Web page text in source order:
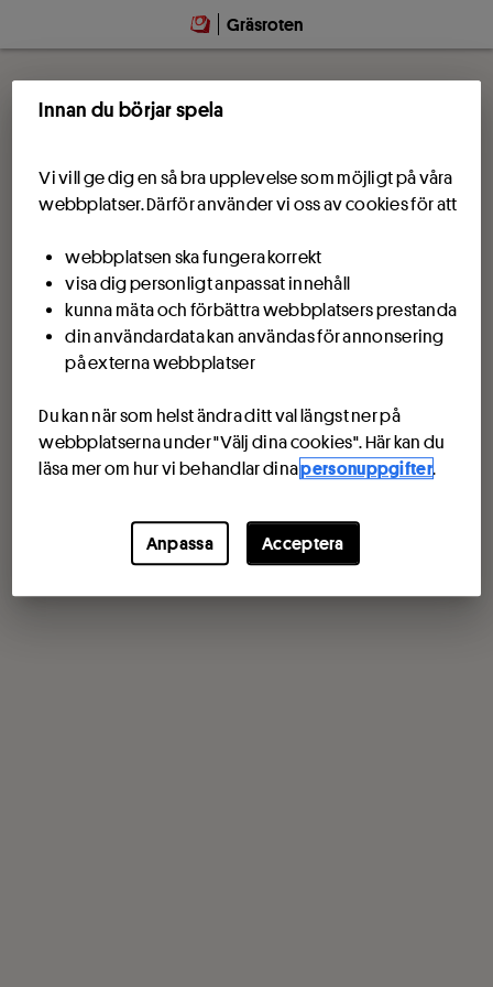
Gräsroten
Innan du börjar spela
Vi vill ge dig en så bra upplevelse som möjligt på våra
webbplatser. Därför använder vi oss av cookies för att
webbplatsen ska fungera korrekt
visa dig personligt anpassat innehåll
kunna mäta och förbättra webbplatsers prestanda
din användardata kan användas för annonsering
på externa webbplatser
Du kan när som helst ändra ditt val längst ner på
webbplatserna under "Välj dina cookies". Här kan du
läsa mer om hur vi behandlar dinapersonuppgifter.
Anpassa Acceptera